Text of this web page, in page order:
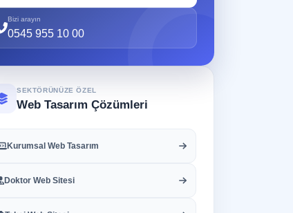
Bizi arayın
0545 955 10 00
SEKTÖRÜNÜZE ÖZEL
Web Tasarım Çözümleri
Kurumsal Web Tasarım
Doktor Web Sitesi